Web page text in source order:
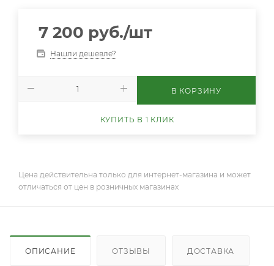
7 200 руб./шт
Нашли дешевле?
В КОРЗИНУ
КУПИТЬ В 1 КЛИК
Цена действительна только для интернет-магазина и может
отличаться от цен в розничных магазинах
ОПИСАНИЕ ОТЗЫВЫ ДОСТАВКА